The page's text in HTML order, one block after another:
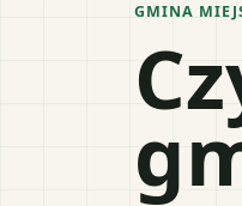
GMINA